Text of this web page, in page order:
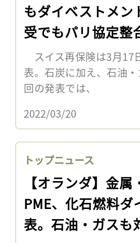
もダイベストメン
受でもパリ協定整
スイス再保険は3月17
表。石炭に加え、石油
回の発表では、
2022/03/20
トップニュース
【オランダ】金
PME、化石燃料
表。石油・ガスも